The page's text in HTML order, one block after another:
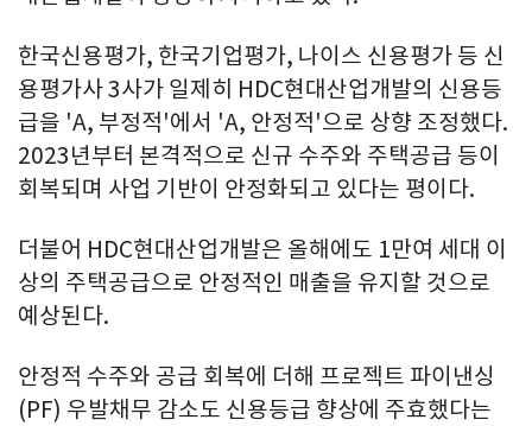
한국신용평가, 한국기업평가, 나이스 신용평가 등 신
용평가사 3사가 일제히 HDC현대산업개발의 신용등
급을 'A, 부정적'에서 'A, 안정적'으로 상향 조정했다.
2023년부터 본격적으로 신규 수주와 주택공급 등이
회복되며 사업 기반이 안정화되고 있다는 평이다.
더불어 HDC현대산업개발은 올해에도 1만여 세대 이
상의 주택공급으로 안정적인 매출을 유지할 것으로
예상된다.
안정적 수주와 공급 회복에 더해 프로젝트 파이낸싱
(PF) 우발채무 감소도 신용등급 향상에 주효했다는